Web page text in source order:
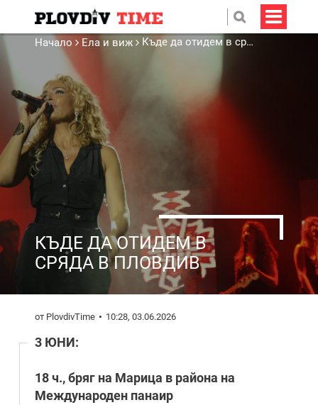
Начало Ела и виж Къде да отидем в сряда в Пловдив
КЪДЕ ДА ОТИДЕМ В
СРЯДА В ПЛОВДИВ
от PlovdivTime 10:28, 03.06.2026
3 ЮНИ:
18 ч., бряг на Марица в района на
Международен панаир